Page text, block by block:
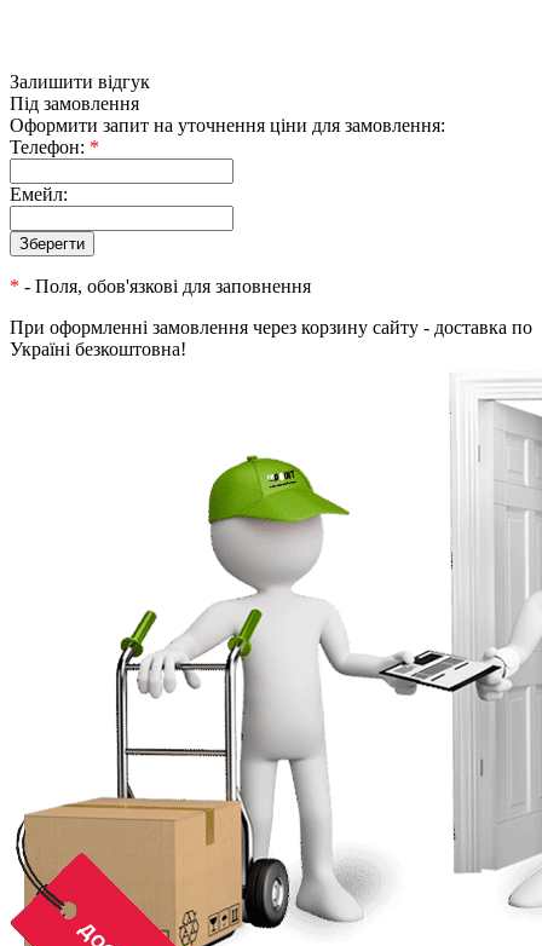
Залишити відгук
Під замовлення
Оформити запит на уточнення ціни для замовлення:
Телефон: *
Емейл:
* - Поля, обов'язкові для заповнення
При оформленні замовлення через корзину сайту - доставка по
Україні безкоштовна!